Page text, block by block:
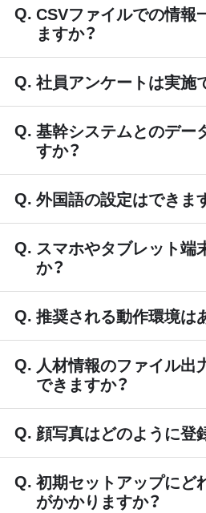
CSVファイルでの情報
ますか？
社員アンケートは実施
基幹システムとのデー
すか？
外国語の設定はできま
スマホやタブレット端
か？
推奨される動作環境は
人材情報のファイル出
できますか？
顔写真はどのように登
初期セットアップにど
がかかりますか？